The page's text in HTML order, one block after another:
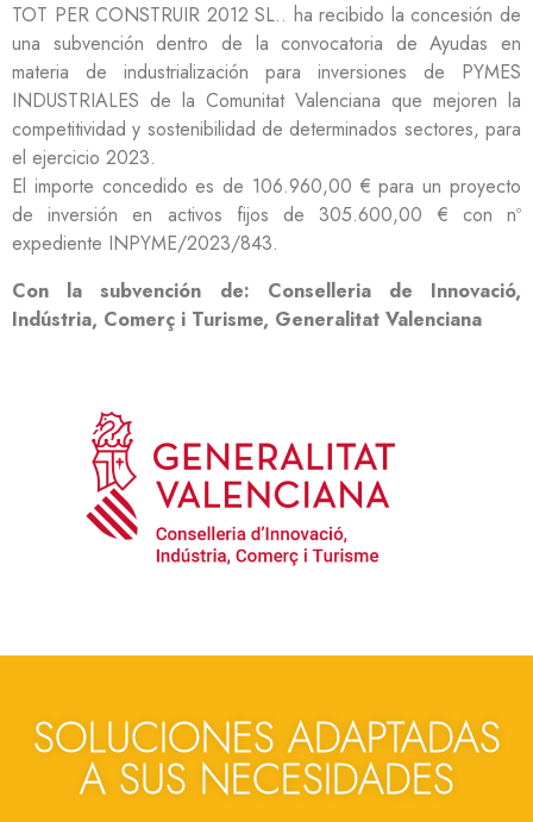
TOT PER CONSTRUIR 2012 SL.. ha recibido la concesión de
una subvención dentro de la convocatoria de Ayudas en
materia de industrialización para inversiones de PYMES
INDUSTRIALES de la Comunitat Valenciana que mejoren la
competitividad y sostenibilidad de determinados sectores, para
el ejercicio 2023.
El importe concedido es de 106.960,00 € para un proyecto
de inversión en activos fijos de 305.600,00 € con nº
expediente INPYME/2023/843.
Con la subvención de: Conselleria de Innovació,
Indústria, Comerç i Turisme, Generalitat Valenciana
SOLUCIONES ADAPTADAS
A SUS NECESIDADES